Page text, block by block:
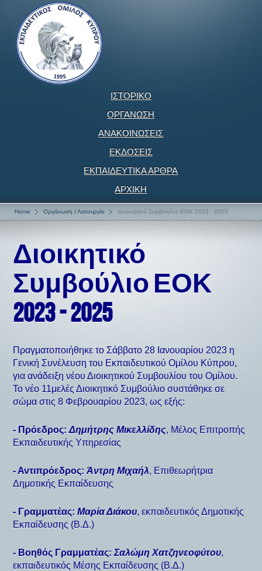
ΙΣΤΟΡΙΚΟ
ΟΡΓΑΝΩΣΗ
ΑΝΑΚΟΙΝΩΣΕΙΣ
ΕΚΔΟΣΕΙΣ
ΕΚΠΑΙΔΕΥΤΙΚΑ ΑΡΘΡΑ
ΑΡΧΙΚΗ
Home Οργάνωση / Λειτουργία Διοικητικό Συμβούλιο ΕΟΚ 2023 - 2025
Διοικητικό
Συμβούλιο ΕΟΚ
2023 - 2025
Πραγματοποιήθηκε το Σάββατο 28 Ιανουαρίου 2023 η
Γενική Συνέλευση του Εκπαιδευτικού Ομίλου Κύπρου,
για ανάδειξη νέου Διοικητικού Συμβουλίου του Ομίλου.
Το νέο 11μελές Διοικητικό Συμβούλιο συστάθηκε σε
σώμα στις 8 Φεβρουαρίου 2023, ως εξής:
- Πρόεδρος: Δημήτρης Μικελλίδης, Μέλος Επιτροπής
Εκπαιδευτικής Υπηρεσίας
- Αντιπρόεδρος: Άντρη Μιχαήλ, Επιθεωρήτρια
Δημοτικής Εκπαίδευσης
- Γραμματέας: Μαρία Διάκου, εκπαιδευτικός Δημοτικής
Εκπαίδευσης (Β.Δ.)
- Βοηθός Γραμματέας: Σαλώμη Χατζηνεοφύτου,
εκπαιδευτικός Μέσης Εκπαίδευσης (Β.Δ.)